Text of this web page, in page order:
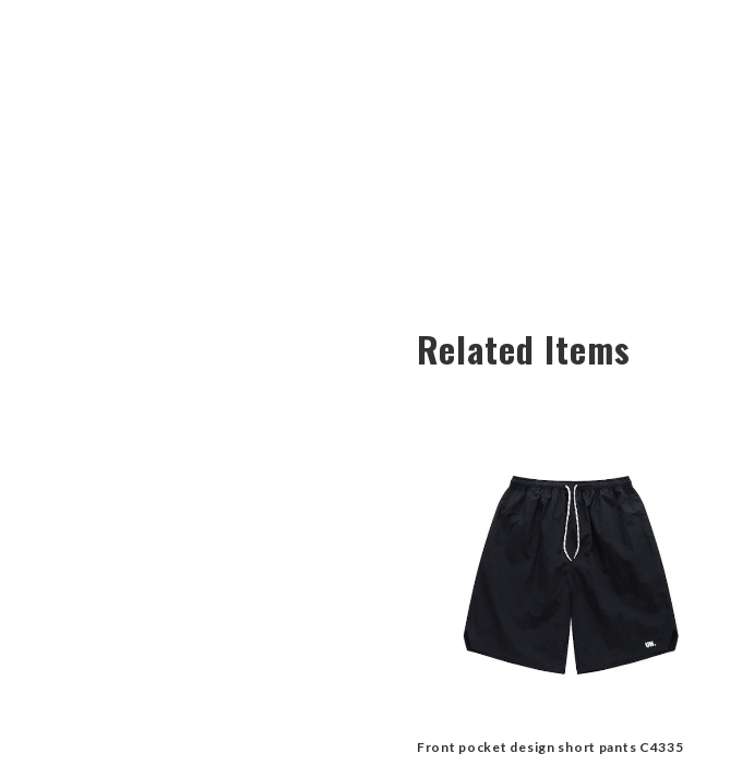
Related Items
Front pocket design short pants C4335